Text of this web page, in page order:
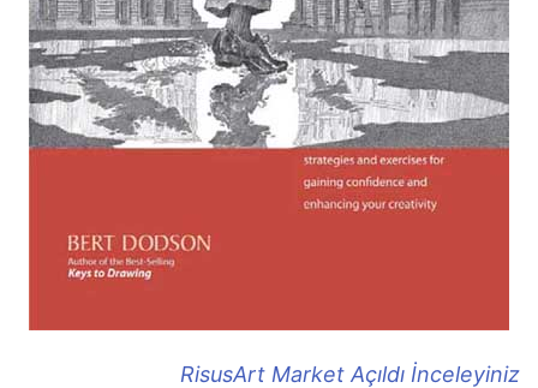
RisusArt Market Açıldı İnceleyiniz